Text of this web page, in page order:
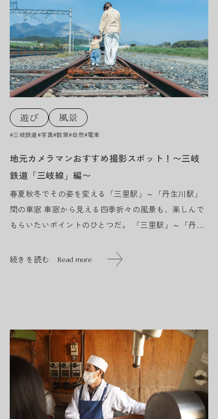
#三岐鉄道#写真#散策#自然#電車
地元カメラマンおすすめ撮影スポット！〜三岐
鉄道「三岐線」編〜
春夏秋冬でその姿を変える「三里駅」～「丹生川駅」
間の車窓 車窓から見える四季折々の風景も、楽しんで
もらいたいポイントのひとつだ。 「三里駅」～「丹生
がっており、遠くには養老...
続きを読む Read more